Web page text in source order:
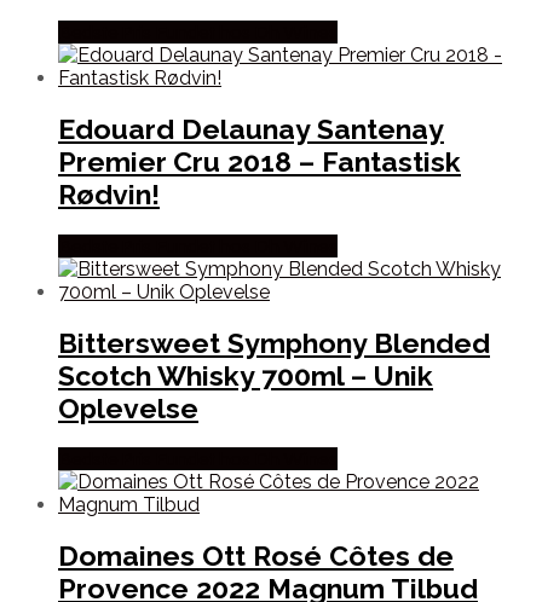
Edouard Delaunay Santenay
Premier Cru 2018 – Fantastisk
Rødvin!
Bittersweet Symphony Blended
Scotch Whisky 700ml – Unik
Oplevelse
Domaines Ott Rosé Côtes de
Provence 2022 Magnum Tilbud